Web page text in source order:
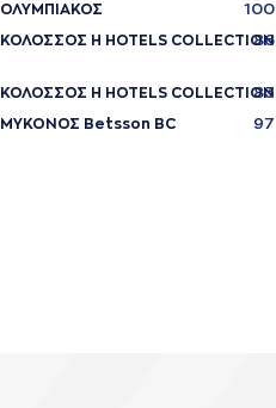
ΟΛΥΜΠΙΑΚΟΣ 100
ΚΟΛΟΣΣΟΣ H HOTELS COLLECTION
86
ΚΟΛΟΣΣΟΣ H HOTELS COLLECTION
83
ΜΥΚΟΝΟΣ Betsson BC 97